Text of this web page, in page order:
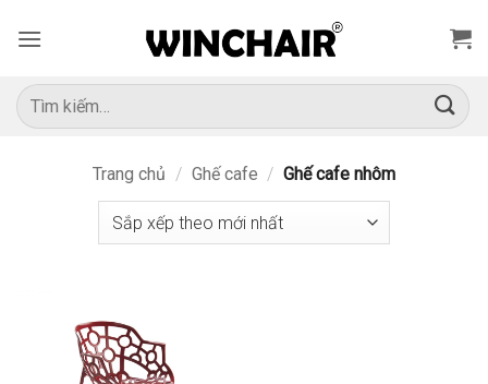
qua
dung
Tìm
kiếm:
Trang chủ / Ghế cafe / Ghế cafe nhôm